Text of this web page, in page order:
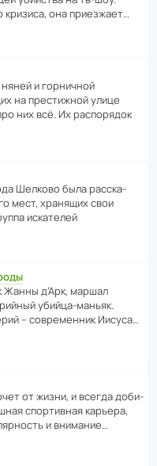
кризиса, она приезжает…
и горни­чной
на прес­ти­жной улице
них всё. Их распо­рядок
Шелково была расска­
мест, хранящих свои
иска­телей
Жанны д’Арк, маршал
убийца-маньяк.
– совре­менник Иисуса…
от жизни, и всегда доби­
спор­ти­вная карьера,
и внимание…